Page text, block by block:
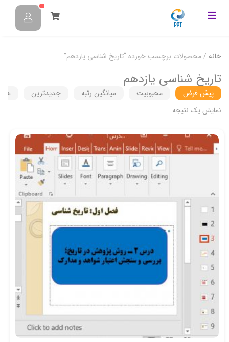
خانه / محصولات برچسب خورده “تاریخ شناسی یازدهم”
تاریخ شناسی یازدهم
پیش فرض محبوبیت میانگین رتبه جدیدترین
نمایش یک نتیجه